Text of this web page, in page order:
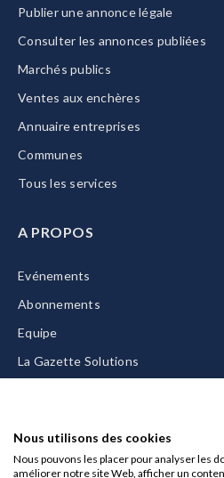
Publier une annonce légale
Consulter les annonces publiées
Marchés publics
Ventes aux enchères
Annuaire entreprises
Communes
Tous les services
A PROPOS
Evénements
Abonnements
Equipe
La Gazette Solutions
Nous utilisons des cookies
Nous pouvons les placer pour analyser les
améliorer notre site Web, afficher un